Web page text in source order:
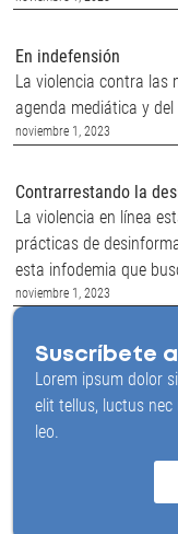
En indefensión
La violencia contra las
agenda mediática y
noviembre 1, 2023
Contrarrestando la
La violencia en línea
prácticas de
esta infodemia que
noviembre 1, 2023
Suscríbete
Lorem ipsum dolor
elit tellus, luctus
leo.